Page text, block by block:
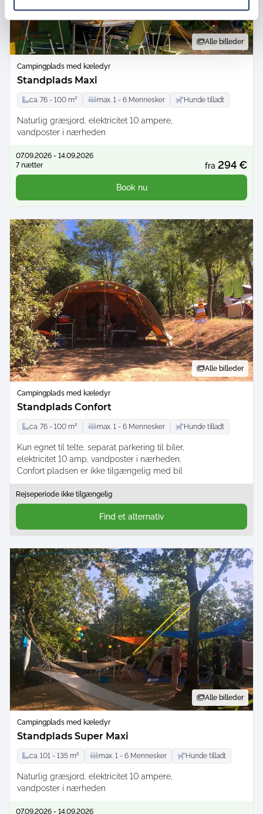
Alle billeder
Campingplads med kæledyr
Standplads Maxi
ca. 76 - 100 m² max. 1 - 6 Mennesker Hunde tilladt
Naturlig græsjord elektricitet 10 ampere
vandposter i nærheden
07.09.2026 - 14.09.2026
7 nætter
fra 294 €
Book nu
Alle billeder
Campingplads med kæledyr
Standplads Confort
ca. 76 - 100 m² max. 1 - 6 Mennesker Hunde tilladt
Kun egnet til telte separat parkering til biler
elektricitet 10 amp vandposter i nærheden
Confort pladsen er ikke tilgængelig med bil
Rejseperiode ikke tilgængelig
Find et alternativ
Alle billeder
Campingplads med kæledyr
Standplads Super Maxi
ca. 101 - 135 m² max. 1 - 6 Mennesker Hunde tilladt
Naturlig græsjord elektricitet 10 ampere
vandposter i nærheden
07.09.2026 - 14.09.2026